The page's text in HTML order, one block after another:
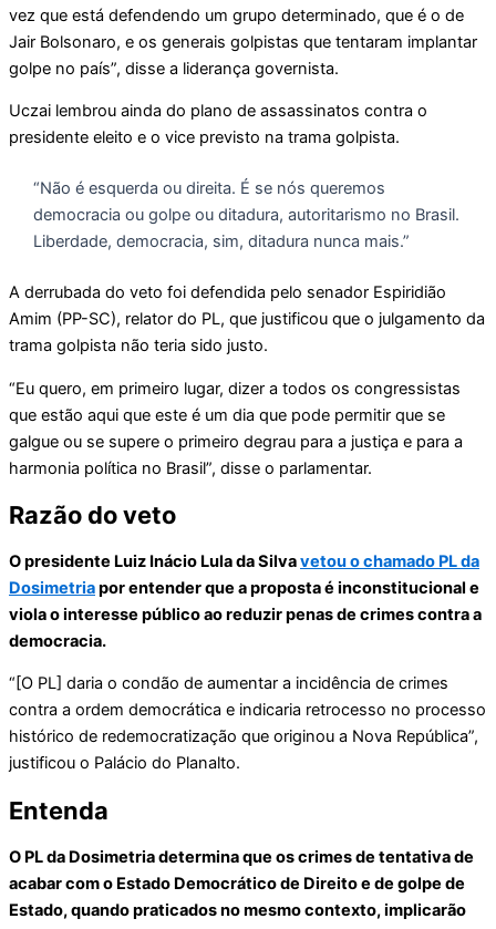
vez que está defendendo um grupo determinado, que é o de
Jair Bolsonaro, e os generais golpistas que tentaram implantar
golpe no país”, disse a liderança governista.
Uczai lembrou ainda do plano de assassinatos contra o
presidente eleito e o vice previsto na trama golpista.
“Não é esquerda ou direita. É se nós queremos
democracia ou golpe ou ditadura, autoritarismo no Brasil.
Liberdade, democracia, sim, ditadura nunca mais.”
A derrubada do veto foi defendida pelo senador Espiridião
Amim (PP-SC), relator do PL, que justificou que o julgamento da
trama golpista não teria sido justo.
“Eu quero, em primeiro lugar, dizer a todos os congressistas
que estão aqui que este é um dia que pode permitir que se
galgue ou se supere o primeiro degrau para a justiça e para a
harmonia política no Brasil”, disse o parlamentar.
Razão do veto
O presidente Luiz Inácio Lula da Silvavetou o chamado PL da
Dosimetriapor entender que a proposta é inconstitucional e
viola o interesse público ao reduzir penas de crimes contra a
democracia.
“[O PL] daria o condão de aumentar a incidência de crimes
contra a ordem democrática e indicaria retrocesso no processo
histórico de redemocratização que originou a Nova República”,
justificou o Palácio do Planalto.
Entenda
O PL da Dosimetria determina que os crimes de tentativa de
acabar com o Estado Democrático de Direito e de golpe de
Estado, quando praticados no mesmo contexto, implicarão